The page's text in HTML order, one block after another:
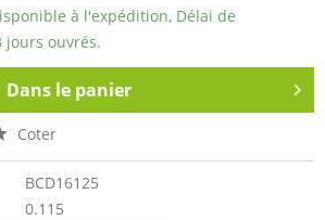
à l'expédition, Délai de
ouvrés.
Dans le panier
Coter
BCD16125
0.115